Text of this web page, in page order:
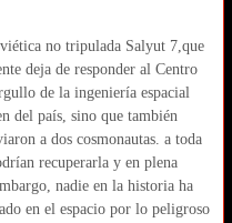
no tripulada Salyut 7,que
deja de responder al Centro
de la ingeniería espacial
del país, sino que también
a dos cosmonautas. a toda
recuperarla y en plena
nadie en la historia ha
en el espacio por lo peligroso